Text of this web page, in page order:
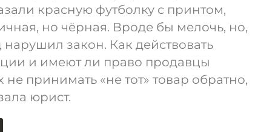
красную футболку с принтом,
но чёрная. Вроде бы мелочь, но,
нарушил закон. Как действовать
и имеют ли право продавцы
не принимать «не тот» товар обратно,
юрист.